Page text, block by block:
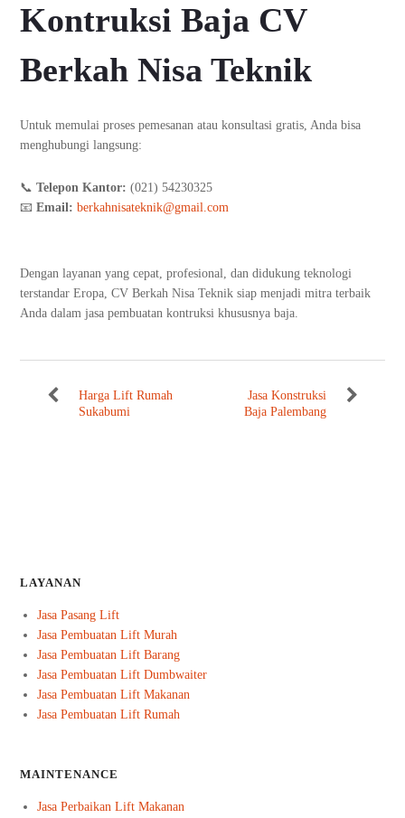
Kontruksi Baja CV
Berkah Nisa Teknik
Untuk memulai proses pemesanan atau konsultasi gratis, Anda bisa
menghubungi langsung:
📞Telepon Kantor: (021) 54230325
📧Email: berkahnisateknik@gmail.com
Dengan layanan yang cepat, profesional, dan didukung teknologi
terstandar Eropa, CV Berkah Nisa Teknik siap menjadi mitra terbaik
Anda dalam jasa pembuatan kontruksi khususnya baja.
Harga Lift Rumah
Sukabumi
Jasa Konstruksi
Baja Palembang
LAYANAN
Jasa Pasang Lift
Jasa Pembuatan Lift Murah
Jasa Pembuatan Lift Barang
Jasa Pembuatan Lift Dumbwaiter
Jasa Pembuatan Lift Makanan
Jasa Pembuatan Lift Rumah
MAINTENANCE
Jasa Perbaikan Lift Makanan